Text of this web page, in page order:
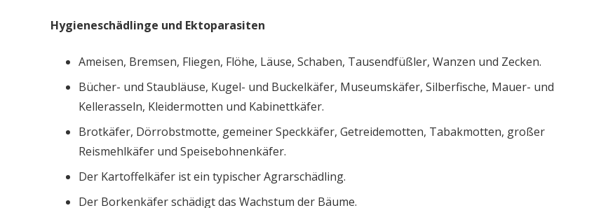
Hygieneschädlinge und Ektoparasiten
Ameisen, Bremsen, Fliegen, Flöhe, Läuse, Schaben, Tausendfüßler, Wanzen und Zecken.
Bücher- und Staubläuse, Kugel- und Buckelkäfer, Museumskäfer, Silberfische, Mauer- und
Kellerasseln, Kleidermotten und Kabinettkäfer.
Brotkäfer, Dörrobstmotte, gemeiner Speckkäfer, Getreidemotten, Tabakmotten, großer
Reismehlkäfer und Speisebohnenkäfer.
Der Kartoffelkäfer ist ein typischer Agrarschädling.
Der Borkenkäfer schädigt das Wachstum der Bäume.